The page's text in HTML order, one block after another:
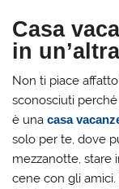
Casa
in
Non ti piace
sconosciuti
è unacasa
solo per te, dove
mezzanotte, stare
cene con gli amici.